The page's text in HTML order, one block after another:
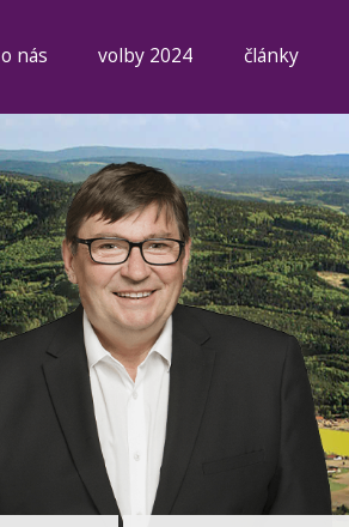
o nás volby 2024 články